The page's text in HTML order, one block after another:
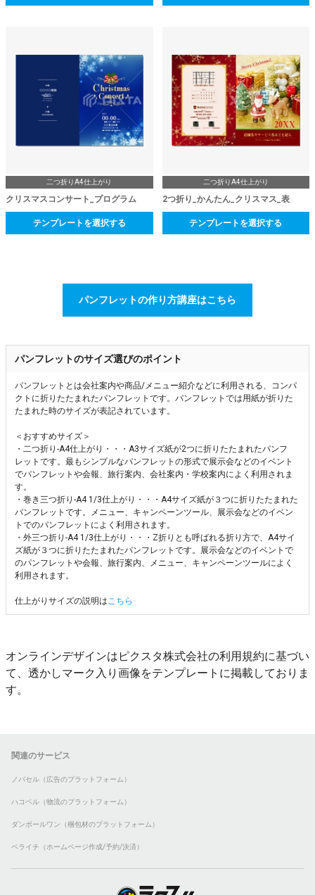
二つ折りA4仕上がり
クリスマスコンサート_プログラム
テンプレートを選択する
二つ折りA4仕上がり
2つ折り_かんたん_クリスマス_表
テンプレートを選択する
パンフレットの作り方講座はこちら
パンフレットのサイズ選びのポイント
パンフレットとは会社案内や商品/メニュー紹介などに利用される、コンパ
クトに折りたたまれたパンフレットです。パンフレットでは用紙が折りた
たまれた時のサイズが表記されています。
＜おすすめサイズ＞
・二つ折り-A4仕上がり・・・A3サイズ紙が2つに折りたたまれたパンフ
レットです。最もシンプルなパンフレットの形式で展示会などのイベント
でパンフレットや会報、旅行案内、会社案内・学校案内によく利用されま
す。
・巻き三つ折り-A4 1/3仕上がり・・・A4サイズ紙が３つに折りたたまれた
パンフレットです。メニュー、キャンペーンツール、展示会などのイベン
トでのパンフレットによく利用されます。
・外三つ折り-A4 1/3仕上がり・・・Z折りとも呼ばれる折り方で、A4サイ
ズ紙が３つに折りたたまれたパンフレットです。展示会などのイベントで
のパンフレットや会報、旅行案内、メニュー、キャンペーンツールによく
利用されます。
仕上がりサイズの説明はこちら
オンラインデザインはピクスタ株式会社の利用規約に基づい
て、透かしマーク入り画像をテンプレートに掲載しておりま
す。
関連のサービス
ノバセル（広告のプラットフォーム）
ハコベル（物流のプラットフォーム）
ダンボールワン（梱包材のプラットフォーム）
ペライチ（ホームページ作成/予約/決済）